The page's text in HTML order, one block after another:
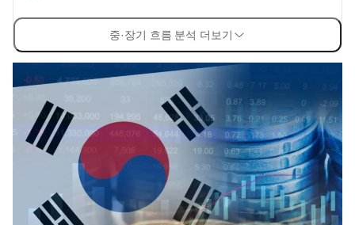
중·장기 흐름 분석 더보기